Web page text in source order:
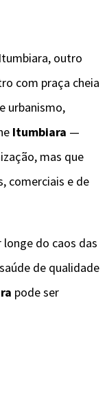
outro
com praça cheia
urbanismo,
Itumbiara —
mas que
comerciais e de
do caos das
de qualidade
pode ser